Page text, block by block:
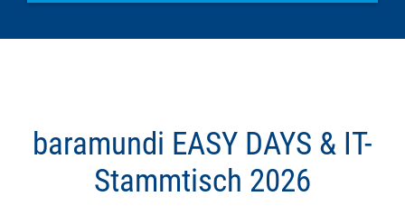
baramundi EASY DAYS & IT-
Stammtisch 2026